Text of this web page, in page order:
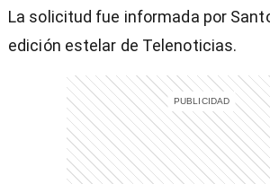
La solicitud fue informada por
edición estelar de Telenoticias.